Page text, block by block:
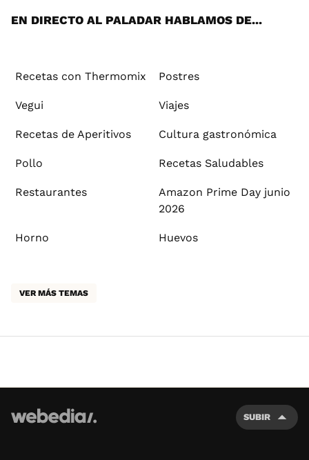
EN DIRECTO AL PALADAR HABLAMOS DE...
Recetas con Thermomix Postres
Vegui Viajes
Recetas de Aperitivos Cultura gastronómica
Pollo Recetas Saludables
Restaurantes
Amazon Prime Day junio
2026
Horno Huevos
VER MÁS TEMAS
SUBIR